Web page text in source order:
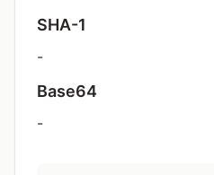
SHA-1
-
Base64
-